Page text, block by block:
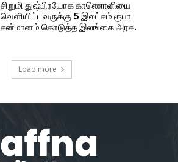
சிறுமி துஷ்பிரயோக காணொளியை
வெளியிட்டவருக்கு 5 இலட்சம் ரூபா
சன்மானம் கொடுத்த இலங்கை அரசு.
Load more